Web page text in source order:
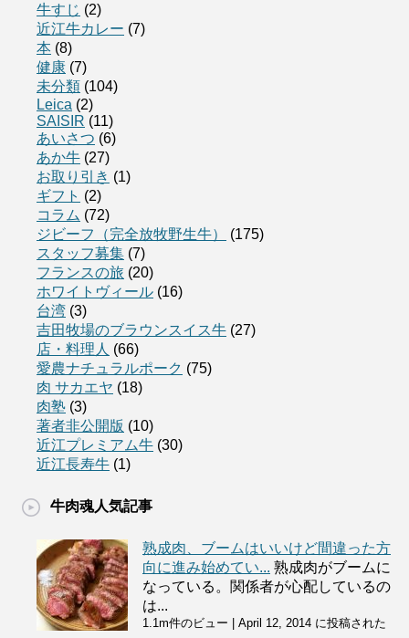
牛すじ (2)
近江牛カレー (7)
本 (8)
健康 (7)
未分類 (104)
Leica (2)
SAISIR (11)
あいさつ (6)
あか牛 (27)
お取り引き (1)
ギフト (2)
コラム (72)
ジビーフ（完全放牧野生牛）
(175)
スタッフ募集 (7)
フランスの旅 (20)
ホワイトヴィール (16)
台湾 (3)
吉田牧場のブラウンスイス牛 (27)
店・料理人 (66)
愛農ナチュラルポーク (75)
肉 サカエヤ (18)
肉塾 (3)
著者非公開版 (10)
近江プレミアム牛 (30)
近江長寿牛 (1)
牛肉魂人気記事
熟成肉、ブームはいいけど間違った方
向に進み始めてい... 熟成肉がブームに
なっている。関係者が心配しているの
は...
1.1m件のビュー April 12, 2014 に投稿された